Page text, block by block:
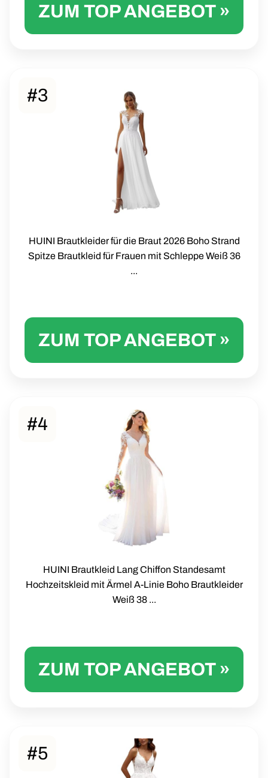
ZUM TOP ANGEBOT »
#3
HUINI Brautkleider für die Braut 2026 Boho Strand
Spitze Brautkleid für Frauen mit Schleppe Weiß 36
...
ZUM TOP ANGEBOT »
#4
HUINI Brautkleid Lang Chiffon Standesamt
Hochzeitskleid mit Ärmel A-Linie Boho Brautkleider
Weiß 38 ...
ZUM TOP ANGEBOT »
#5